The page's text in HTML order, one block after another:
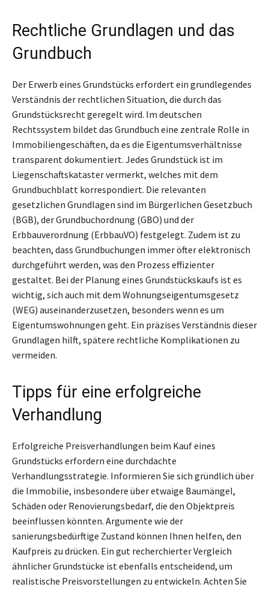
Rechtliche Grundlagen und das
Grundbuch
Der Erwerb eines Grundstücks erfordert ein grundlegendes
Verständnis der rechtlichen Situation, die durch das
Grundstücksrecht geregelt wird. Im deutschen
Rechtssystem bildet das Grundbuch eine zentrale Rolle in
Immobiliengeschäften, da es die Eigentumsverhältnisse
transparent dokumentiert. Jedes Grundstück ist im
Liegenschaftskataster vermerkt, welches mit dem
Grundbuchblatt korrespondiert. Die relevanten
gesetzlichen Grundlagen sind im Bürgerlichen Gesetzbuch
(BGB), der Grundbuchordnung (GBO) und der
Erbbauverordnung (ErbbauVO) festgelegt. Zudem ist zu
beachten, dass Grundbuchungen immer öfter elektronisch
durchgeführt werden, was den Prozess effizienter
gestaltet. Bei der Planung eines Grundstückskaufs ist es
wichtig, sich auch mit dem Wohnungseigentumsgesetz
(WEG) auseinanderzusetzen, besonders wenn es um
Eigentumswohnungen geht. Ein präzises Verständnis dieser
Grundlagen hilft, spätere rechtliche Komplikationen zu
vermeiden.
Tipps für eine erfolgreiche
Verhandlung
Erfolgreiche Preisverhandlungen beim Kauf eines
Grundstücks erfordern eine durchdachte
Verhandlungsstrategie. Informieren Sie sich gründlich über
die Immobilie, insbesondere über etwaige Baumängel,
Schäden oder Renovierungsbedarf, die den Objektpreis
beeinflussen könnten. Argumente wie der
sanierungsbedürftige Zustand können Ihnen helfen, den
Kaufpreis zu drücken. Ein gut recherchierter Vergleich
ähnlicher Grundstücke ist ebenfalls entscheidend, um
realistische Preisvorstellungen zu entwickeln. Achten Sie